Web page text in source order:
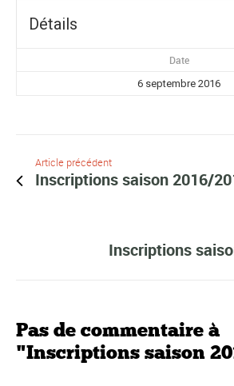
Détails
Date
6 septembre 2016
Article précédent
Inscriptions saison 2016/
Inscriptions
Pas de commentaire à
"Inscriptions saison